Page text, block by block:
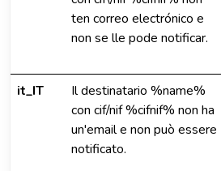
ten correo electrónico e
non se lle pode notificar.
it_IT
Il destinatario %name%
con cif/nif %cifnif% non ha
un'email e non può essere
notificato.